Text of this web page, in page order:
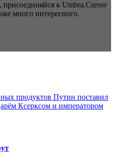
присоединяйся к Umbra.Cursor
много интересного.
продуктов Путин поставил
Ксерксом и императором